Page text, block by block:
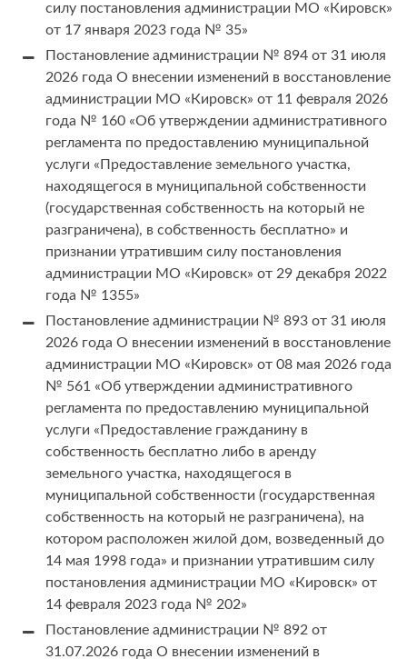
силу постановления администрации МО «Кировск»
от 17 января 2023 года № 35»
Постановление администрации № 894 от 31 июля
2026 года О внесении изменений в восстановление
администрации МО «Кировск» от 11 февраля 2026
года № 160 «Об утверждении административного
регламента по предоставлению муниципальной
услуги «Предоставление земельного участка,
находящегося в муниципальной собственности
(государственная собственность на который не
разграничена), в собственность бесплатно» и
признании утратившим силу постановления
администрации МО «Кировск» от 29 декабря 2022
года № 1355»
Постановление администрации № 893 от 31 июля
2026 года О внесении изменений в восстановление
администрации МО «Кировск» от 08 мая 2026 года
№ 561 «Об утверждении административного
регламента по предоставлению муниципальной
услуги «Предоставление гражданину в
собственность бесплатно либо в аренду
земельного участка, находящегося в
муниципальной собственности (государственная
собственность на который не разграничена), на
котором расположен жилой дом, возведенный до
14 мая 1998 года» и признании утратившим силу
постановления администрации МО «Кировск» от
14 февраля 2023 года № 202»
Постановление администрации № 892 от
31.07.2026 года О внесении изменений в